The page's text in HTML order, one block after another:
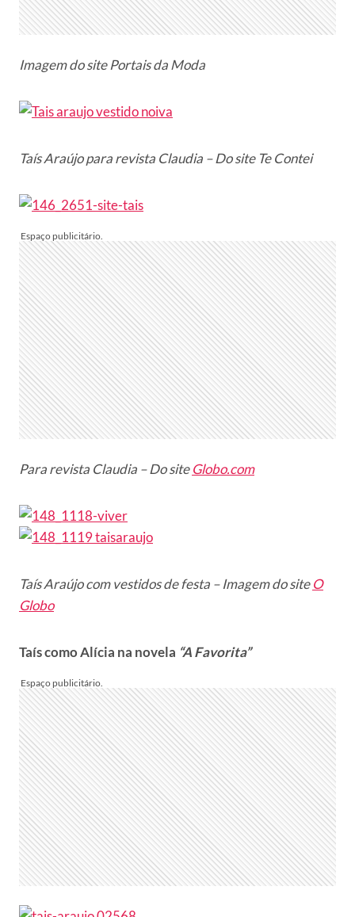
Imagem do site Portais da Moda
Taís Araújo para revista Claudia – Do site Te Contei
Para revista Claudia – Do siteGlobo.com
Taís Araújo com vestidos de festa – Imagem do siteO
Globo
Taís como Alícia na novela “A Favorita”